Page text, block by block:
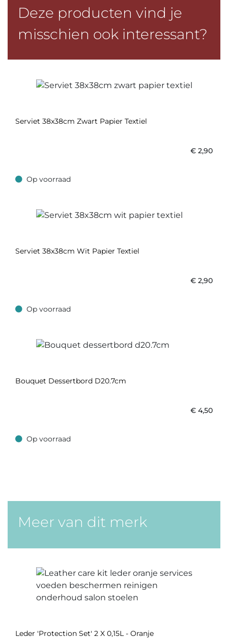
Deze producten vind je
misschien ook interessant?
Serviet 38x38cm Zwart Papier Textiel
€ 2,90
Op voorraad
Op voorraad
Serviet 38x38cm Wit Papier Textiel
€ 2,90
Op voorraad
Op voorraad
Bouquet Dessertbord D20.7cm
€ 4,50
Op voorraad
Op voorraad
Meer van dit merk
Leder 'Protection Set' 2 X 0,15L - Oranje